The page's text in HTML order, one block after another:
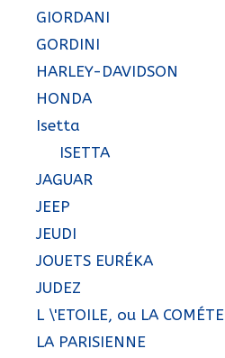
GIORDANI
GORDINI
HARLEY-DAVIDSON
HONDA
Isetta
ISETTA
JAGUAR
JEEP
JEUDI
JOUETS EURÉKA
JUDEZ
L \'ETOILE, ou LA COMÉTE
LA PARISIENNE